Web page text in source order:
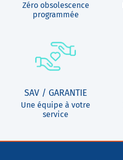
Zéro obsolescence
programmée
SAV / GARANTIE
Une équipe à votre
service